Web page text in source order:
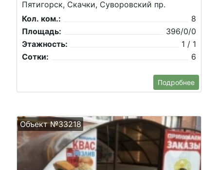
Пятигорск, Скачки, Суворовский пр.
Кол. ком.:
8
Площадь:
396/0/0
Этажность:
1 / 1
Сотки:
6
Подробнее
Объект №33218